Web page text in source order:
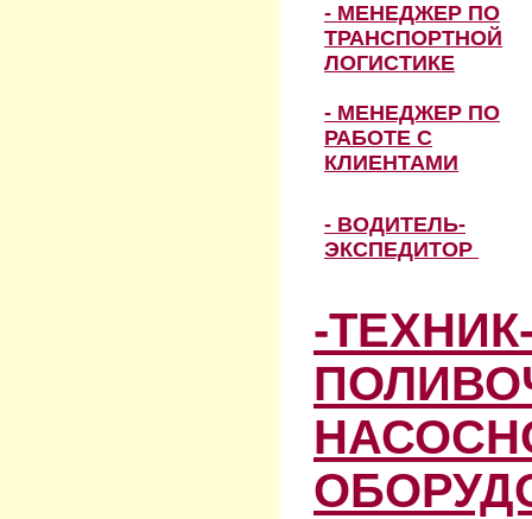
- МЕНЕДЖЕР ПО
ТРАНСПОРТНОЙ
ЛОГИСТИКЕ
- МЕНЕДЖЕР ПО
РАБОТЕ С
КЛИЕНТАМИ
- ВОДИТЕЛЬ-
ЭКСПЕДИТОР
-